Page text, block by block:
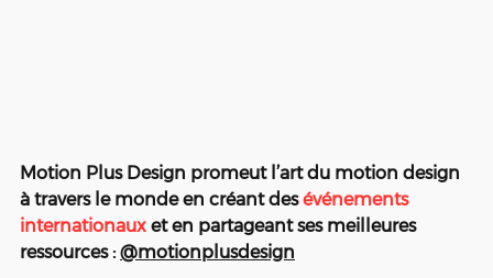
Motion Plus Design promeut l’art du motion design
à travers le monde en créant des événements
internationaux et en partageant ses meilleures
ressources : @motionplusdesign